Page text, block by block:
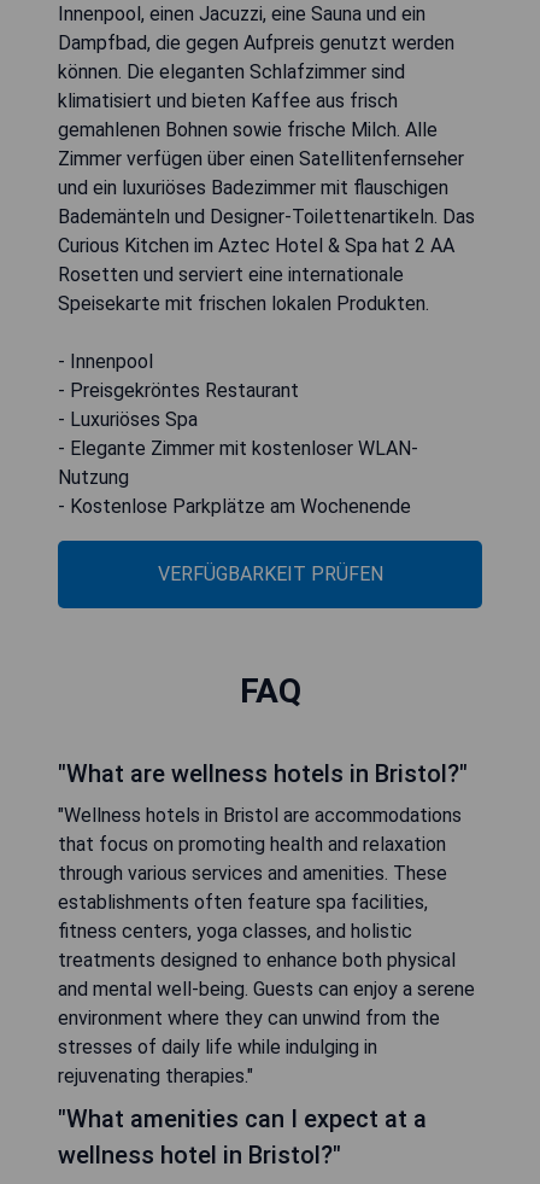
Innenpool, einen Jacuzzi, eine Sauna und ein
Dampfbad, die gegen Aufpreis genutzt werden
können. Die eleganten Schlafzimmer sind
klimatisiert und bieten Kaffee aus frisch
gemahlenen Bohnen sowie frische Milch. Alle
Zimmer verfügen über einen Satellitenfernseher
und ein luxuriöses Badezimmer mit flauschigen
Bademänteln und Designer-Toilettenartikeln. Das
Curious Kitchen im Aztec Hotel & Spa hat 2 AA
Rosetten und serviert eine internationale
Speisekarte mit frischen lokalen Produkten.
- Innenpool
- Preisgekröntes Restaurant
- Luxuriöses Spa
- Elegante Zimmer mit kostenloser WLAN-
Nutzung
- Kostenlose Parkplätze am Wochenende
VERFÜGBARKEIT PRÜFEN
FAQ
"What are wellness hotels in Bristol?"
"Wellness hotels in Bristol are accommodations
that focus on promoting health and relaxation
through various services and amenities. These
establishments often feature spa facilities,
fitness centers, yoga classes, and holistic
treatments designed to enhance both physical
and mental well-being. Guests can enjoy a serene
environment where they can unwind from the
stresses of daily life while indulging in
rejuvenating therapies."
"What amenities can I expect at a
wellness hotel in Bristol?"